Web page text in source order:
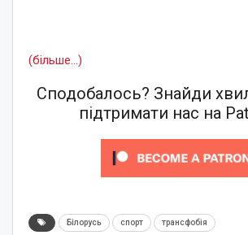
(більше…)
Сподобалось? Знайди
підтримати нас на
Білорусь спорт трансфобія